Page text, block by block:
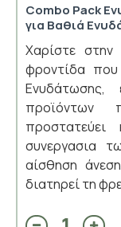
Combo Pack
για Βαθιά
Χαρίστε στην
φροντίδα που
Ενυδάτωσης,
προϊόντων
συνεργασια
αίσθηση
διατηρεί τη